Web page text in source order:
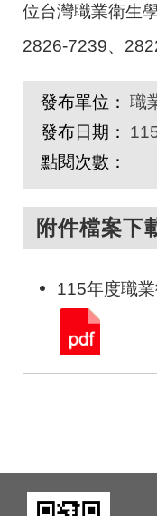
位台灣職業衛生
2826-7239、
發布單位： 職
發布日期：
點閱次數：
附件檔案下
115年度職